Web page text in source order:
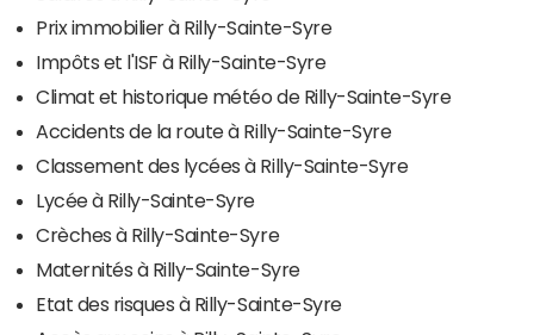
Prix immobilier à Rilly-Sainte-Syre
Impôts et l'ISF à Rilly-Sainte-Syre
Climat et historique météo de Rilly-Sainte-Syre
Accidents de la route à Rilly-Sainte-Syre
Classement des lycées à Rilly-Sainte-Syre
Lycée à Rilly-Sainte-Syre
Crèches à Rilly-Sainte-Syre
Maternités à Rilly-Sainte-Syre
Etat des risques à Rilly-Sainte-Syre